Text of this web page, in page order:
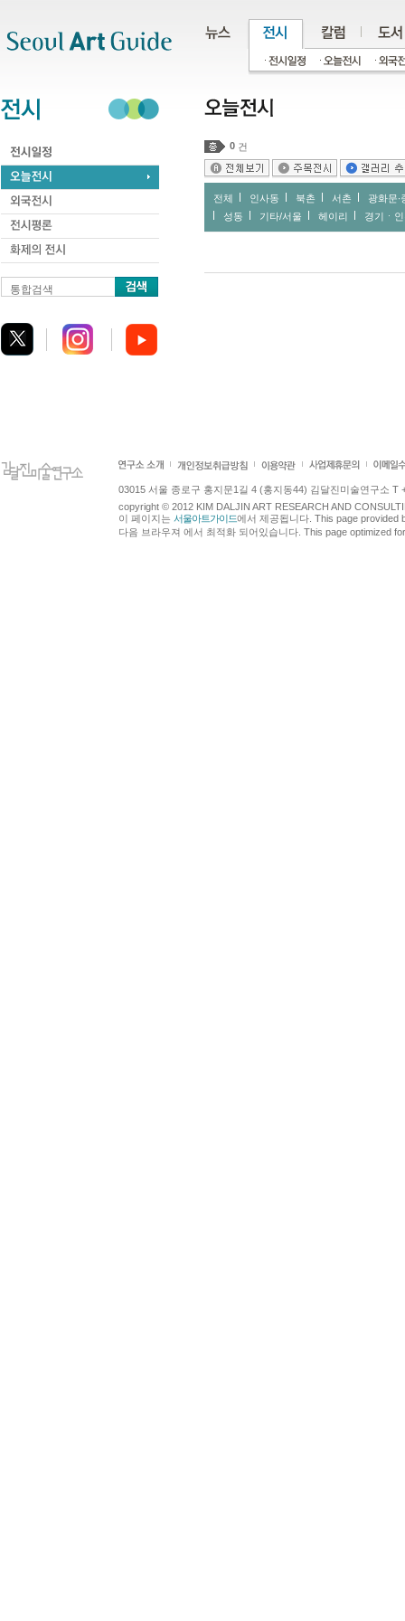
통합검색
0 건
전체 인사동 북촌 서촌
광화문∙
성동
기타/서울 헤이리 경기ㆍ
03015 서울 종로구 홍지문1길 4 (홍지동44) 김달진미술연구소 T
copyright © 2012 KIM DALJIN ART RESEARCH AND
이 페이지는 서울아트가이드에서 제공됩니다. This page provided
다음 브라우져 에서 최적화 되어있습니다. This page optimized